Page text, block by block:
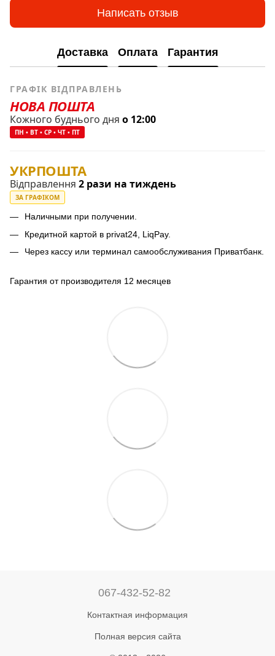
Написать отзыв
Доставка Оплата Гарантия
ГРАФІК ВІДПРАВЛЕНЬ
НОВА ПОШТА
Кожного буднього дня о 12:00
ПН • ВТ • СР • ЧТ • ПТ
УКРПОШТА
Відправлення 2 рази на тиждень
ЗА ГРАФІКОМ
Наличными при получении.
Кредитной картой в privat24, LiqPay.
Через кассу или терминал самообслуживания Приватбанк.
Гарантия от производителя 12 месяцев
067-432-52-82
Контактная информация
Полная версия сайта